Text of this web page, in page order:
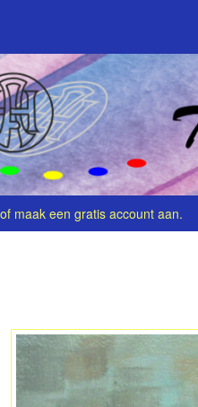
of maak een gratis account aan.